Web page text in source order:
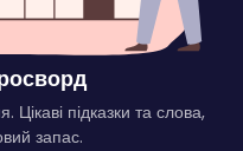
підказки та слова,
запас.